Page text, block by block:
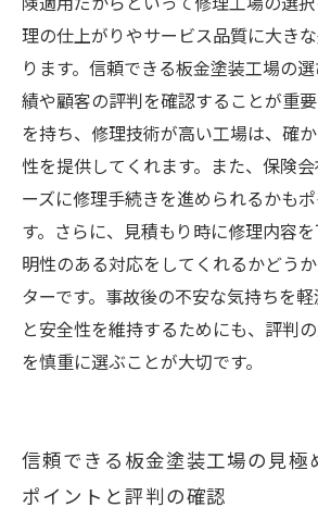
評判の良い板金塗装工場を見つ
的な方法とコツ
理の仕上がりやサービス品質に大き
ります。信頼できる板金塗装工場の
績や顧客の評判を確認することが重
を持ち、修理技術が高い工場は、確
性を提供してくれます。また、保険
ーズに修理手続きを進められるかも
す。さらに、見積もり時に修理内容
明性のある対応をしてくれるかどう
ターです。事故後の不安な気持ちを
と安全性を維持するためにも、評判
を慎重に選ぶことが大切です。
信頼できる板金塗装工場の見極
ポイントと評判の確認